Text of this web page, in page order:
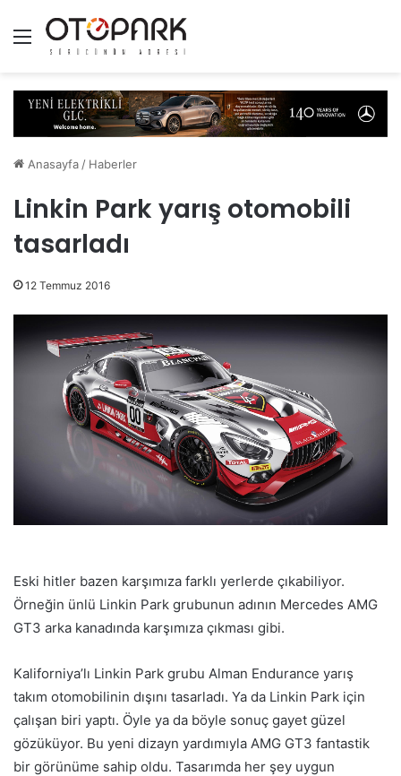
Menü
Anasayfa / Haberler
Linkin Park yarış otomobili
tasarladı
12 Temmuz 2016
Eski hitler bazen karşımıza farklı yerlerde çıkabiliyor.
Örneğin ünlü Linkin Park grubunun adının Mercedes AMG
GT3 arka kanadında karşımıza çıkması gibi.
Kaliforniya’lı Linkin Park grubu Alman Endurance yarış
takım otomobilinin dışını tasarladı. Ya da Linkin Park için
çalışan biri yaptı. Öyle ya da böyle sonuç gayet güzel
gözüküyor. Bu yeni dizayn yardımıyla AMG GT3 fantastik
bir görünüme sahip oldu. Tasarımda her şey uygun